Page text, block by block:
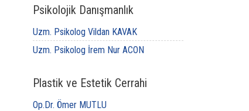
Psikolojik Danışmanlık
Uzm. Psikolog Vildan KAVAK
Uzm. Psikolog İrem Nur ACON
Plastik ve Estetik Cerrahi
Op.Dr. Ömer MUTLU